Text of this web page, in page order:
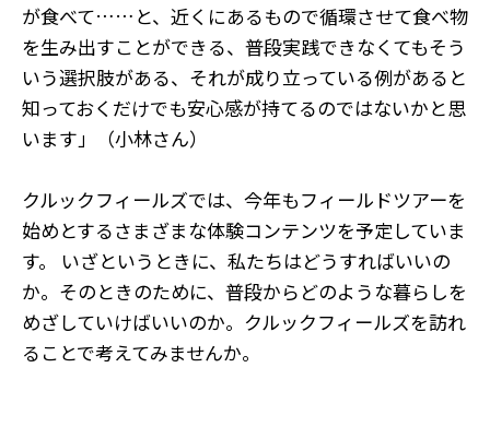
が食べて……と、近くにあるもので循環させて食べ物
を生み出すことができる、普段実践できなくてもそう
いう選択肢がある、それが成り立っている例があると
知っておくだけでも安心感が持てるのではないかと思
います」（小林さん）
クルックフィールズでは、今年もフィールドツアーを
始めとするさまざまな体験コンテンツを予定していま
す。 いざというときに、私たちはどうすればいいの
か。そのときのために、普段からどのような暮らしを
めざしていけばいいのか。クルックフィールズを訪れ
ることで考えてみませんか。